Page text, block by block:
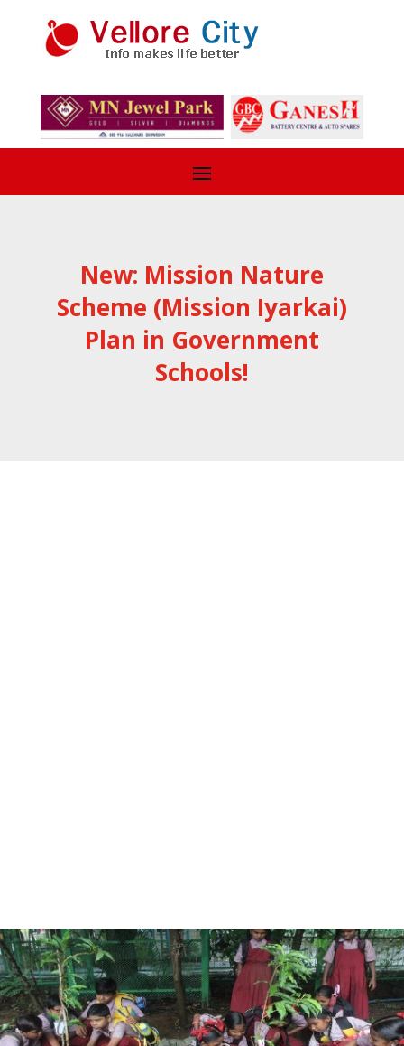
New: Mission Nature
Scheme (Mission Iyarkai)
Plan in Government
Schools!